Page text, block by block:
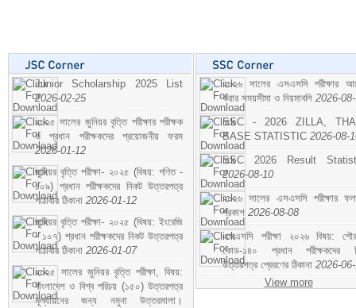
Junior Scholarship 2025 List
2026-02-25
২০২৫ সালের জুনিয়র বৃত্তি পরীক্ষার পরীক্ষক
ও প্রধান পরীক্ষকদের প্রয়োজনীয় ফরম
2026-01-12
জুনিয়র বৃত্তি পরীক্ষা- ২০২৫ (বিষয়: গণিত -
১০৯) প্রধান পরীক্ষকদের নিকট উত্তরপত্র
পাঠাবার ঠিকানা 2026-01-12
জুনিয়র বৃত্তি পরীক্ষা- ২০২৫ (বিষয়: ইংরেজি
- ১০৭) প্রধান পরীক্ষকদের নিকট উত্তরপত্র
পাঠাবার ঠিকানা 2026-01-07
২০২৫ সালের জুনিয়র বৃত্তি পরীক্ষা, বিষয়:
বাংলাদেশ ও বিশ্ব পরিচয় (১৫০) উত্তরপত্র
মূল্যায়নের জন্য নমুনা উত্তরমালা।
২০২৬ সালের এসএসসি পরীক্ষার
করার সময়সীমা ও নিয়মাবলি 2026-
SSC - 2026 ZILLA,
BASE STATISTIC 2026-08-
SSC 2026 Result
2026-08-10
২০২৬ সালের এসএসসি পরীক্ষার
প্রকাশ 2026-08-08
এসএসসি পরীক্ষা ২০২৬ বিষয়:
কোড-১৪০ প্রধান পরীক্ষকদের
উত্তরপত্র প্রেরণের ঠিকানা 2026-
View more